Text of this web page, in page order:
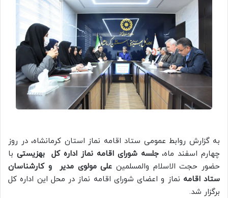
به گزارش روابط عمومی ستاد اقامه نماز استان کرمانشاه، در روز
چهارم اسفند ماه،جلسه شورای اقامه نماز اداره کل بهزیستی با
حضور حجت الاسلام والمسلمین علی مولوی مدیر و کارشناسان
ستاد اقامه نماز و اعضای شورای اقامه نماز در محل این اداره کل
برگزار شد.